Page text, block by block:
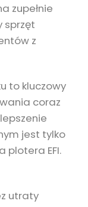
zupełnie
sprzęt
z
to kluczowy
coraz
jest tylko
plotera EFI.
utraty